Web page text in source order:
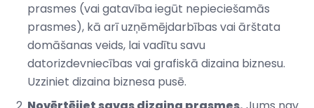
prasmes (vai gatavība iegūt nepieciešamās
prasmes), kā arī uzņēmējdarbības vai ārštata
domāšanas veids, lai vadītu savu
datorizdevniecības vai grafiskā dizaina biznesu.
Uzziniet dizaina biznesa pusē.